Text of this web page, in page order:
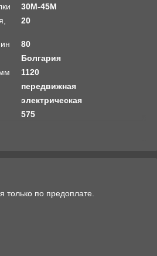
30М-45М
20
80
Болгария
1120
передвижная
электрическая
575
только по предоплате.